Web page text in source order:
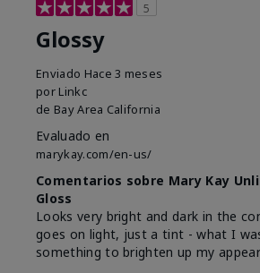
5
Glossy
Enviado Hace 3 meses
por Linkc
de Bay Area California
Evaluado en
marykay.com/en-us/
Comentarios sobre Mary Kay
Gloss
Looks very bright and dark in the
goes on light, just a tint - what I
something to brighten up my